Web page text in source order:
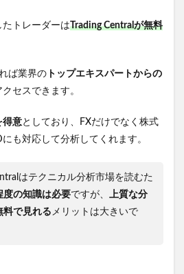
トレーダーはTrading Centralが無料
ば業界の トップエキスパートからの
クセスできます。
得意としており、FXだけでなく株式
も対応して分析してくれます。
はテクニカル分析市場を読むた
度の知識は必要ですが、 上質な分
料で見れる メリットは大きいで